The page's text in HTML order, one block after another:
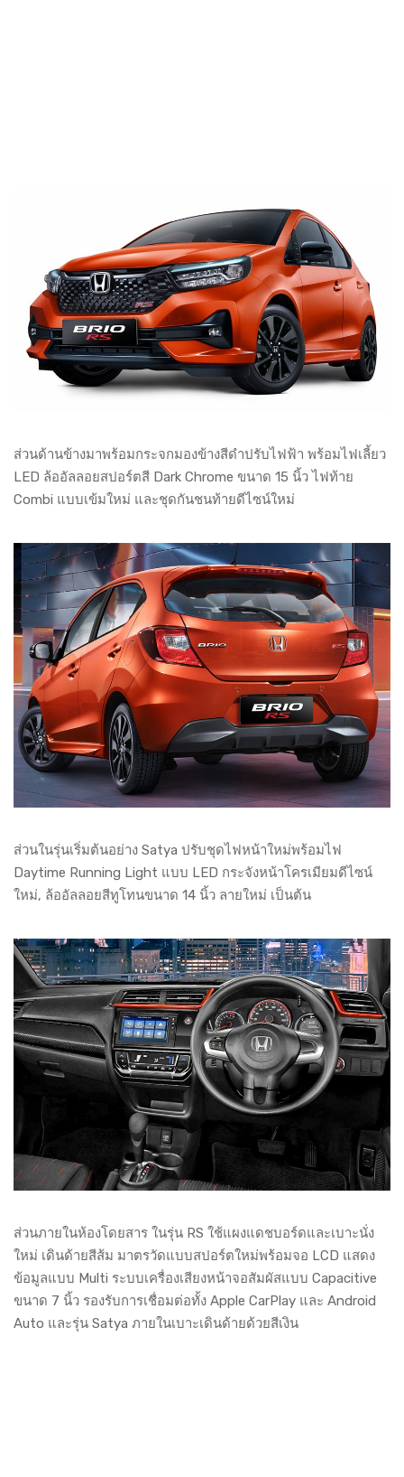
ส่วนด้านข้างมาพร้อมกระจกมองข้างสีดำปรับไฟฟ้า พร้อมไฟเลี้ยว
LED ล้ออัลลอยสปอร์ตสี Dark Chrome ขนาด 15 นิ้ว ไฟท้าย
Combi แบบเข้มใหม่ และชุดกันชนท้ายดีไซน์ใหม่
ส่วนในรุ่นเริ่มต้นอย่าง Satya ปรับชุดไฟหน้าใหม่พร้อมไฟ
Daytime Running Light แบบ LED กระจังหน้าโครเมียมดีไซน์
ใหม่, ล้ออัลลอยสีทูโทนขนาด 14 นิ้ว ลายใหม่ เป็นต้น
ส่วนภายในห้องโดยสาร ในรุ่น RS ใช้แผงแดชบอร์ดและเบาะนั่ง
ใหม่ เดินด้ายสีส้ม มาตรวัดแบบสปอร์ตใหม่พร้อมจอ LCD แสดง
ข้อมูลแบบ Multi ระบบเครื่องเสียงหน้าจอสัมผัสแบบ Capacitive
ขนาด 7 นิ้ว รองรับการเชื่อมต่อทั้ง Apple CarPlay และ Android
Auto และรุ่น Satya ภายในเบาะเดินด้ายด้วยสีเงิน